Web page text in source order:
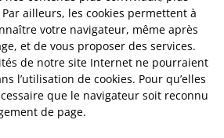
ailleurs, les cookies permettent à
votre navigateur, même après
et de vous proposer des services.
de notre site Internet ne pourraient
l’utilisation de cookies. Pour qu’elles
que le navigateur soit reconnu
de page.